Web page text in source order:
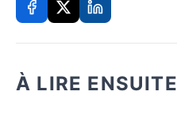
À LIRE ENSUITE